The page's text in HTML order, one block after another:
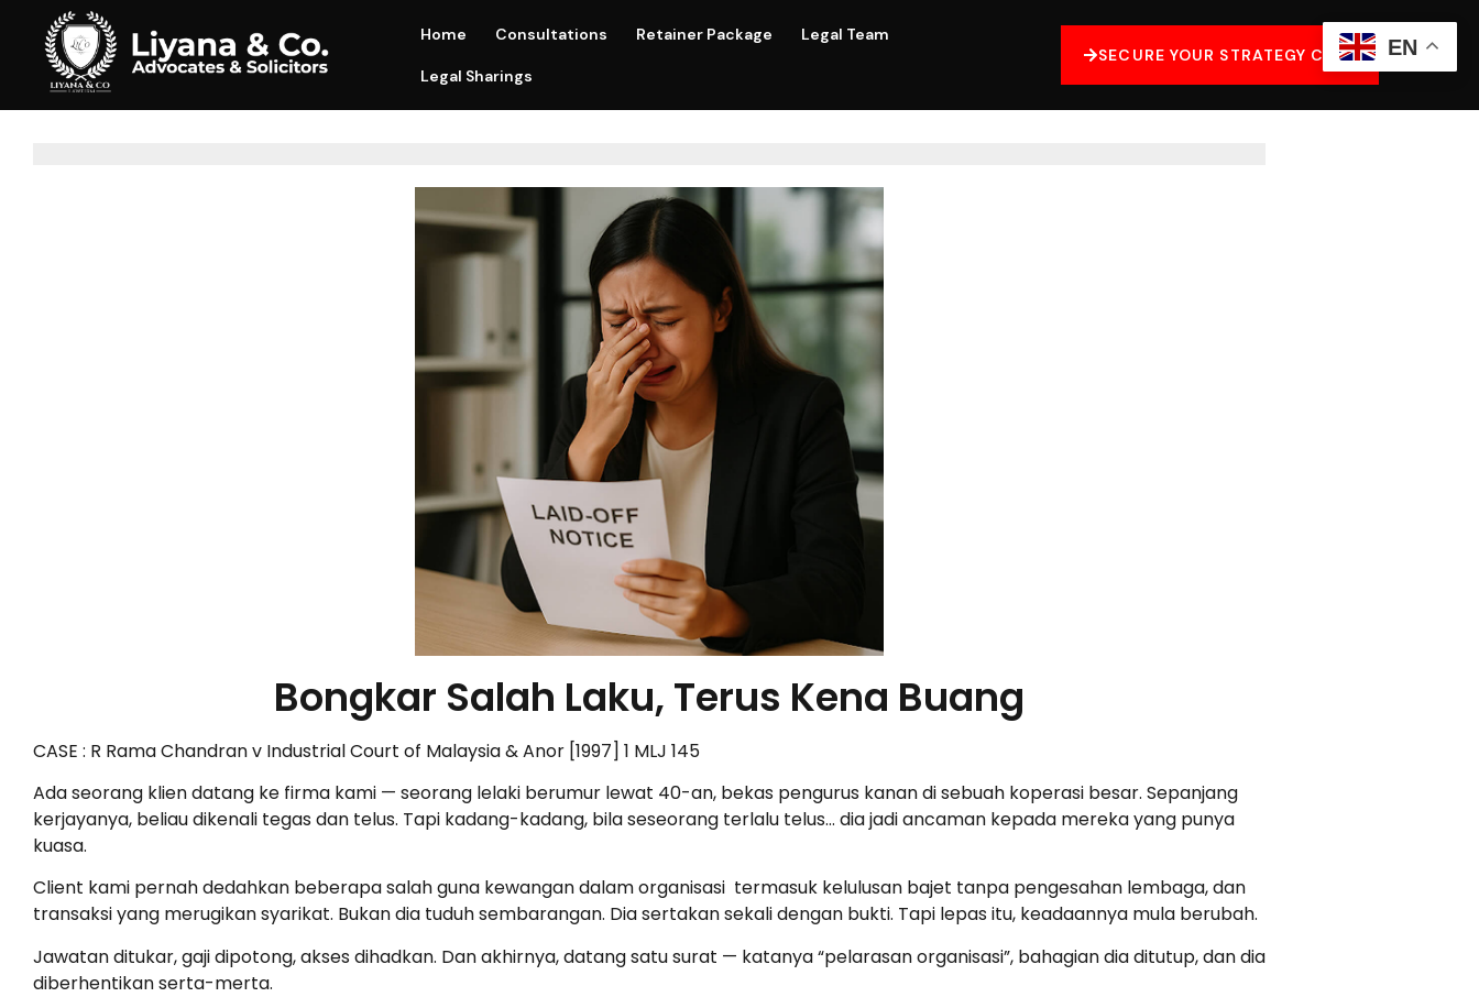
Home Consultations Retainer Package Legal Team
Legal Sharings
SECURE YOUR STRATEGY CALL
Bongkar Salah Laku, Terus Kena Buang
CASE : R Rama Chandran v Industrial Court of Malaysia & Anor [1997] 1 MLJ 145
Ada seorang klien datang ke firma kami — seorang lelaki berumur lewat 40-an, bekas pengurus kanan di sebuah koperasi besar. Sepanjang
kerjayanya, beliau dikenali tegas dan telus. Tapi kadang-kadang, bila seseorang terlalu telus… dia jadi ancaman kepada mereka yang punya
kuasa.
Client kami pernah dedahkan beberapa salah guna kewangan dalam organisasi termasuk kelulusan bajet tanpa pengesahan lembaga, dan
transaksi yang merugikan syarikat. Bukan dia tuduh sembarangan. Dia sertakan sekali dengan bukti. Tapi lepas itu, keadaannya mula berubah.
Jawatan ditukar, gaji dipotong, akses dihadkan. Dan akhirnya, datang satu surat — katanya “pelarasan organisasi”, bahagian dia ditutup, dan dia
diberhentikan serta-merta.
EN